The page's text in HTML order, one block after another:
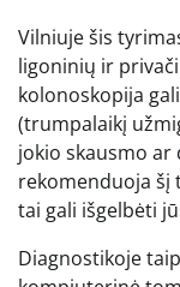
Vilniuje šis
ligoninių ir
kolonoskopija
(trumpalaikį
jokio skausmo ar
rekomenduoja šį
tai gali išgelbėti
Diagnostikoje